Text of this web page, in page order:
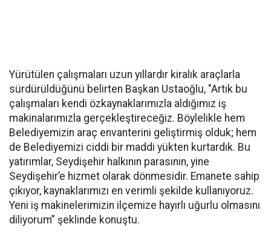
Yürütülen çalışmaları uzun yıllardır kiralık araçlarla
sürdürüldüğünü belirten Başkan Ustaoğlu, "Artık bu
çalışmaları kendi özkaynaklarımızla aldığımız iş
makinalarımızla gerçekleştireceğiz. Böylelikle hem
Belediyemizin araç envanterini geliştirmiş olduk; hem
de Belediyemizi ciddi bir maddi yükten kurtardık. Bu
yatırımlar, Seydişehir halkının parasının, yine
Seydişehir’e hizmet olarak dönmesidir. Emanete sahip
çıkıyor, kaynaklarımızı en verimli şekilde kullanıyoruz.
Yeni iş makinelerimizin ilçemize hayırlı uğurlu olmasını
diliyorum” şeklinde konuştu.